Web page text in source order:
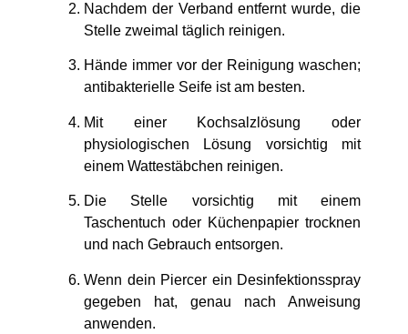
Nachdem der Verband entfernt wurde, die
Stelle zweimal täglich reinigen.
Hände immer vor der Reinigung waschen;
antibakterielle Seife ist am besten.
Mit einer Kochsalzlösung oder
physiologischen Lösung vorsichtig mit
einem Wattestäbchen reinigen.
Die Stelle vorsichtig mit einem
Taschentuch oder Küchenpapier trocknen
und nach Gebrauch entsorgen.
Wenn dein Piercer ein Desinfektionsspray
gegeben hat, genau nach Anweisung
anwenden.